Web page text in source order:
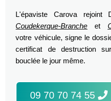
L'épaviste Carova rejoint
Coudekerque-Branche et
votre véhicule, signe le
certificat de destruction
bouclée le jour même.
09 70 70 74 55